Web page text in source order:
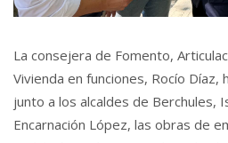
La consejera de Fomento,
Vivienda en funciones, Rocío Díaz,
junto a los alcaldes de Berchules,
Encarnación López, las obras de